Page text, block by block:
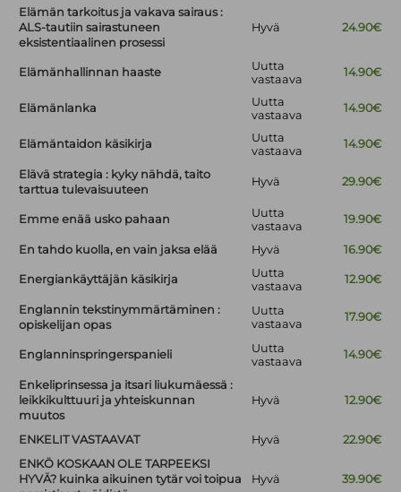
Elämän tarkoitus ja vakava sairaus :
ALS-tautiin sairastuneen
eksistentiaalinen prosessi
Hyvä 24.90€
Elämänhallinnan haaste
Uutta
vastaava
14.90€
Elämänlanka
Uutta
vastaava
14.90€
Elämäntaidon käsikirja
Uutta
vastaava
14.90€
Elävä strategia : kyky nähdä, taito
tarttua tulevaisuuteen
Hyvä 29.90€
Emme enää usko pahaan
Uutta
vastaava
19.90€
En tahdo kuolla, en vain jaksa elää Hyvä 16.90€
Energiankäyttäjän käsikirja
Uutta
vastaava
12.90€
Englannin tekstinymmärtäminen :
opiskelijan opas
Uutta
vastaava
17.90€
Englanninspringerspanieli
Uutta
vastaava
14.90€
Enkeliprinsessa ja itsari liukumäessä :
leikkikulttuuri ja yhteiskunnan
muutos
Hyvä 12.90€
ENKELIT VASTAAVAT Hyvä
22.90€
ENKÖ KOSKAAN OLE TARPEEKSI
HYVÄ? kuinka aikuinen tytär voi toipua
Hyvä 39.90€